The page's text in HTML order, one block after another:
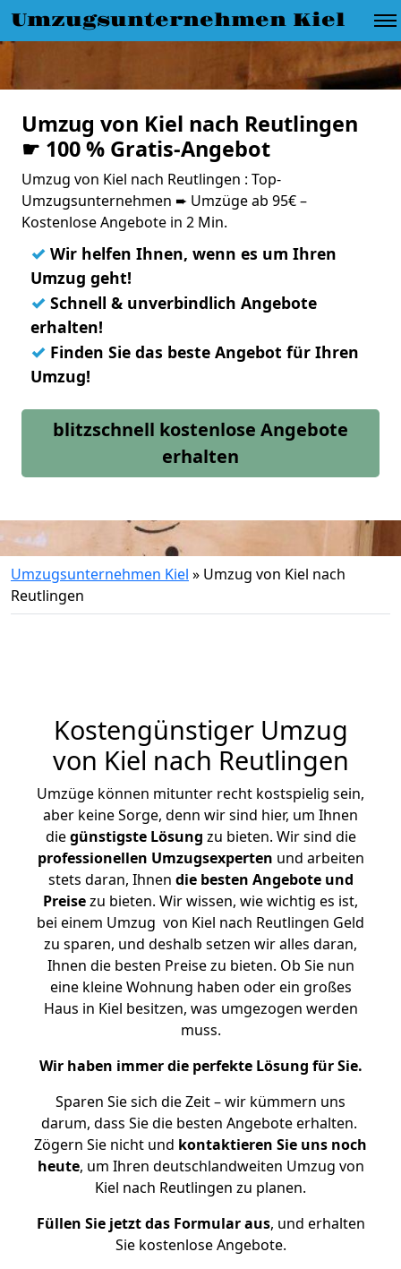
Umzugsunternehmen Kiel
Umzug von Kiel nach Reutlingen
☛ 100 % Gratis-Angebot
Umzug von Kiel nach Reutlingen : Top-
Umzugsunternehmen ➨ Umzüge ab 95€ –
Kostenlose Angebote in 2 Min.
✓ Wir helfen Ihnen, wenn es um Ihren
Umzug geht!
✓ Schnell & unverbindlich Angebote
erhalten!
✓ Finden Sie das beste Angebot für Ihren
Umzug!
blitzschnell kostenlose Angebote
erhalten
Umzugsunternehmen Kiel » Umzug von Kiel nach
Reutlingen
Kostengünstiger Umzug
von Kiel nach Reutlingen
Umzüge können mitunter recht kostspielig sein,
aber keine Sorge, denn wir sind hier, um Ihnen
diegünstigste Lösung zu bieten. Wir sind die
professionellen Umzugsexperten und arbeiten
stets daran, Ihnen die besten Angebote und
Preisezu bieten. Wir wissen, wie wichtig es ist,
bei einem Umzug von Kiel nach Reutlingen Geld
zu sparen, und deshalb setzen wir alles daran,
Ihnen die besten Preise zu bieten. Ob Sie nun
eine kleine Wohnung haben oder ein großes
Haus in Kiel besitzen, was umgezogen werden
muss.
Wir haben immer die perfekte Lösung für Sie.
Sparen Sie sich die Zeit – wir kümmern uns
darum, dass Sie die besten Angebote erhalten.
Zögern Sie nicht und kontaktieren Sie uns noch
heute, um Ihren deutschlandweiten Umzug von
Kiel nach Reutlingen zu planen.
Füllen Sie jetzt das Formular aus, und erhalten
Sie kostenlose Angebote.